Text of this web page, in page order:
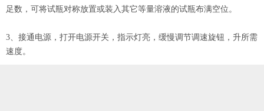
足数，可将试瓶对称放置或装入其它等量溶液的试瓶布满空位。
3、接通电源，打开电源开关，指示灯亮，缓慢调节调速旋钮，升所需
速度。